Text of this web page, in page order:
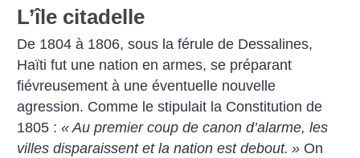
L’île citadelle
De 1804 à 1806, sous la férule de Dessalines,
Haïti fut une nation en armes, se préparant
fiévreusement à une éventuelle nouvelle
agression. Comme le stipulait la Constitution de
1805 :« Au premier coup de canon d’alarme, les
villes disparaissent et la nation est debout. » On